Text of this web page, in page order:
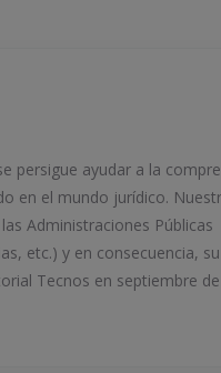
persigue ayudar a la
en el mundo jurídico.
Administraciones Públicas
etc.) y en consecuencia,
Tecnos en septiembre